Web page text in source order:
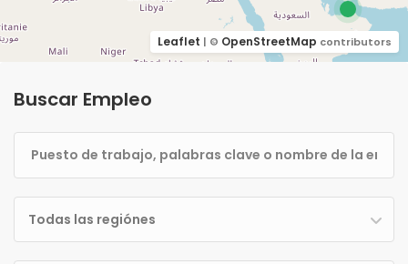
Buscar Empleo
Todas las regiónes
Leaflet | © OpenStreetMap contributors